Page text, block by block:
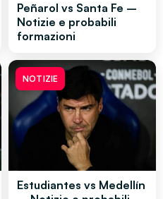
Peñarol vs Santa Fe –
Notizie e probabili
formazioni
NOTIZIE
Estudiantes vs Medellín